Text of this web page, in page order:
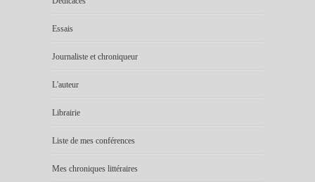
Essais
Journaliste et chroniqueur
L'auteur
Librairie
Liste de mes conférences
Mes chroniques littéraires